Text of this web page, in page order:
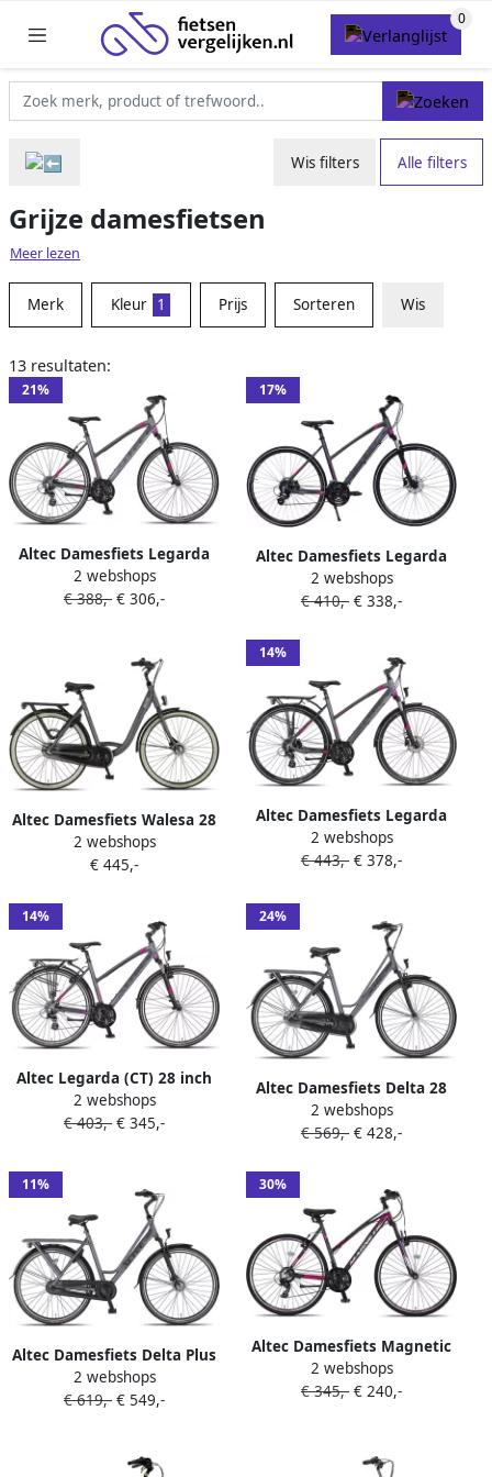
Wis filters Alle filters
Grijze damesfietsen
Meer lezen
Merk Kleur 1 Prijs Sorteren Wis
13 resultaten:
21%
Altec Damesfiets Legarda
28 Inch 49 cm Dames 24V V-
Brakes Antraciet
2 webshops
€ 388,- € 306,-
17%
Altec Damesfiets Legarda
28 Inch 49 cm Dames 24V
Hydraulische schijfrem
2 webshops
€ 410,- € 338,-
Altec Damesfiets Walesa 28
Inch 55 cm Dames 3V
Rollerbrake Grijs
2 webshops
€ 445,-
14%
Altec Damesfiets Legarda
28 Inch 49 cm Dames 24V
Hydraulische schijfrem
2 webshops
€ 443,- € 378,-
14%
Altec Legarda (CT) 28 inch
Damesfiets V-Brakes 24
Versn. Antraciet Pink
2 webshops
€ 403,- € 345,-
24%
Altec Damesfiets Delta 28
Inch 50 cm Dames 3V
Rollerbrake Matgrijs
2 webshops
€ 569,- € 428,-
11%
Altec Damesfiets Delta Plus
28 Inch 56 cm Dames 3V
Rollerbrake Matgrijs
2 webshops
€ 619,- € 549,-
30%
Altec Damesfiets Magnetic
28 Inch 52 cm Dames 21V V-
Brakes Antraciet
2 webshops
€ 345,- € 240,-